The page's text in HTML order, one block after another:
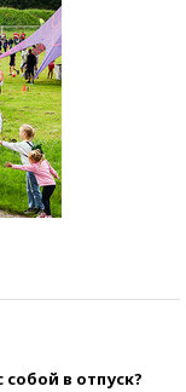
в отпуск?